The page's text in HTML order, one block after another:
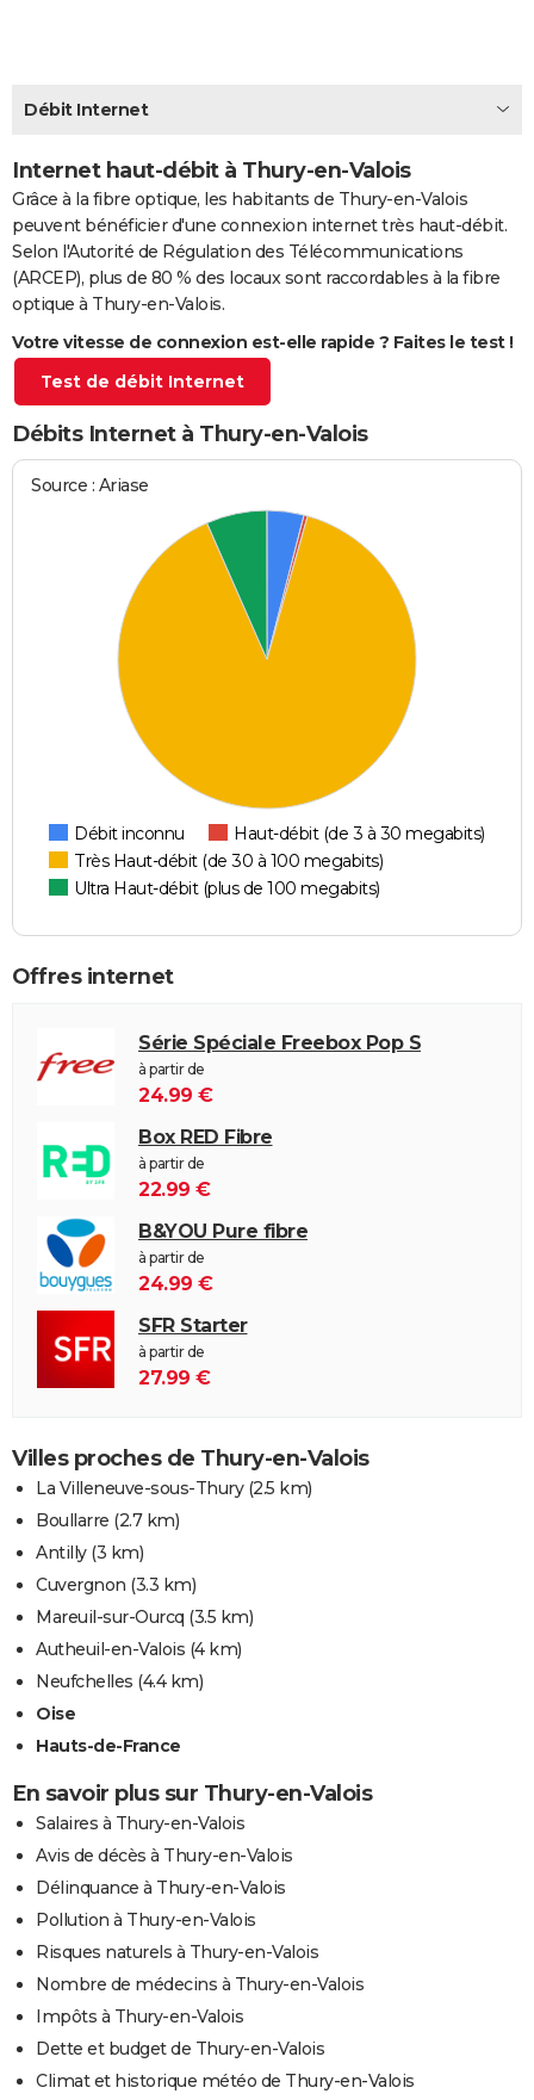
CARTE DE VOEUX
Carte de Noël
Carte Bonne année
Carte Saint-Valentin
Carte Pâques
Carte d'anniversaire
DICTIONNAIRE
PROGRAMME TV
COPAINS D'AVANT
S'inscrire
Se connecter
Lycées
Collèges
Primaires
Universités
Entreprises
Service militaire
Avis de recherche
Bricolage
Lifestyle
Culture
Sport
Auto
Television
Voyage
Cinema
Débit Internet
Internet haut-débit à Thury-en-Valois
Grâce à la fibre optique, les habitants de Thury-en-Valois
peuvent bénéficier d'une connexion internet très haut-débit.
Selon l'Autorité de Régulation des Télécommunications
(ARCEP), plus de 80 % des locaux sont raccordables à la fibre
optique à Thury-en-Valois.
Votre vitesse de connexion est-elle rapide ? Faites le test !
Test de débit Internet
Débits Internet à Thury-en-Valois
Source : Ariase
Débit inconnu
Haut-débit (de 3 à 30 megabits)
Très Haut-débit (de 30 à 100 megabits)
Ultra Haut-débit (plus de 100 megabits)
Offres internet
Série Spéciale Freebox Pop S
à partir de
24.99 €
Box RED Fibre
à partir de
22.99 €
B&YOU Pure fibre
à partir de
24.99 €
SFR Starter
à partir de
27.99 €
Villes proches de Thury-en-Valois
La Villeneuve-sous-Thury(2.5 km)
Boullarre (2.7 km)
Antilly(3 km)
Cuvergnon (3.3 km)
Mareuil-sur-Ourcq (3.5 km)
Autheuil-en-Valois (4 km)
Neufchelles (4.4 km)
Oise
Hauts-de-France
En savoir plus sur Thury-en-Valois
Salaires à Thury-en-Valois
Avis de décès à Thury-en-Valois
Délinquance à Thury-en-Valois
Pollution à Thury-en-Valois
Risques naturels à Thury-en-Valois
Nombre de médecins à Thury-en-Valois
Impôts à Thury-en-Valois
Dette et budget de Thury-en-Valois
Climat et historique météo de Thury-en-Valois